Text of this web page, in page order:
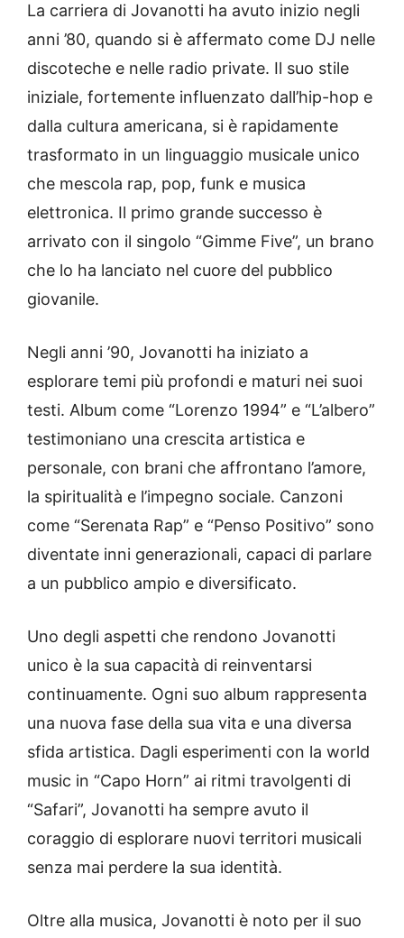
La carriera di Jovanotti ha avuto inizio negli
anni ’80, quando si è affermato come DJ nelle
discoteche e nelle radio private. Il suo stile
iniziale, fortemente influenzato dall’hip-hop e
dalla cultura americana, si è rapidamente
trasformato in un linguaggio musicale unico
che mescola rap, pop, funk e musica
elettronica. Il primo grande successo è
arrivato con il singolo “Gimme Five”, un brano
che lo ha lanciato nel cuore del pubblico
giovanile.
Negli anni ’90, Jovanotti ha iniziato a
esplorare temi più profondi e maturi nei suoi
testi. Album come “Lorenzo 1994” e “L’albero”
testimoniano una crescita artistica e
personale, con brani che affrontano l’amore,
la spiritualità e l’impegno sociale. Canzoni
come “Serenata Rap” e “Penso Positivo” sono
diventate inni generazionali, capaci di parlare
a un pubblico ampio e diversificato.
Uno degli aspetti che rendono Jovanotti
unico è la sua capacità di reinventarsi
continuamente. Ogni suo album rappresenta
una nuova fase della sua vita e una diversa
sfida artistica. Dagli esperimenti con la world
music in “Capo Horn” ai ritmi travolgenti di
“Safari”, Jovanotti ha sempre avuto il
coraggio di esplorare nuovi territori musicali
senza mai perdere la sua identità.
Oltre alla musica, Jovanotti è noto per il suo